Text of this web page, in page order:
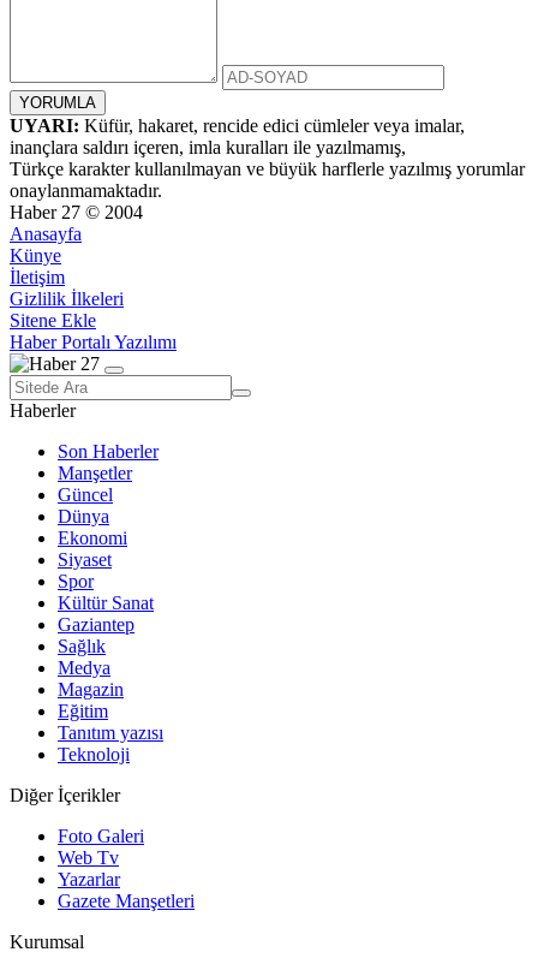
UYARI: Küfür, hakaret, rencide edici cümleler veya imalar,
inançlara saldırı içeren, imla kuralları ile yazılmamış,
Türkçe karakter kullanılmayan ve büyük harflerle yazılmış yorumlar
onaylanmamaktadır.
Haber 27 © 2004
Anasayfa
Künye
İletişim
Gizlilik İlkeleri
Sitene Ekle
Haber Portalı Yazılımı
Haberler
Son Haberler
Manşetler
Güncel
Dünya
Ekonomi
Siyaset
Spor
Kültür Sanat
Gaziantep
Sağlık
Medya
Magazin
Eğitim
Tanıtım yazısı
Teknoloji
Diğer İçerikler
Foto Galeri
Web Tv
Yazarlar
Gazete Manşetleri
Kurumsal